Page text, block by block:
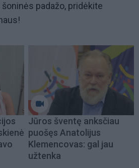
padažo, pridėkite
Jūros šventę anksčiau
puošęs Anatolijus
Klemencovas: gal jau
užtenka